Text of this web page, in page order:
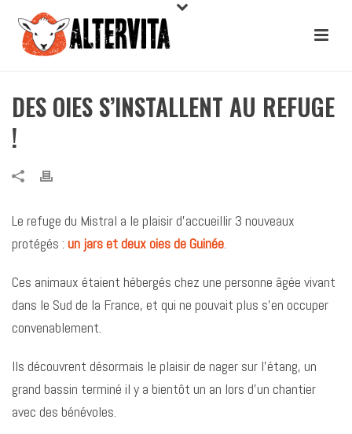
DES OIES S’INSTALLENT AU REFUGE
!
Le refuge du Mistral a le plaisir d’accueillir 3 nouveaux
protégés : un jars et deux oies de Guinée.
Ces animaux étaient hébergés chez une personne âgée vivant
dans le Sud de la France, et qui ne pouvait plus s’en occuper
convenablement.
Ils découvrent désormais le plaisir de nager sur l’étang, un
grand bassin terminé il y a bientôt un an lors d’un chantier
avec des bénévoles.